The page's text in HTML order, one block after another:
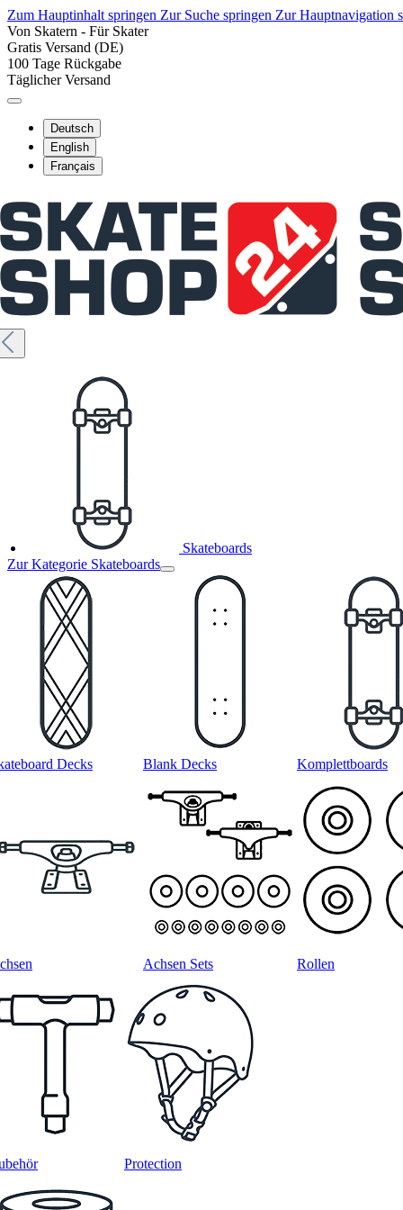
Zum Hauptinhalt springen Zur Suche springen Zur Hauptnavigation
Von Skatern - Für Skater
Gratis Versand (DE)
100 Tage Rückgabe
Täglicher Versand
Deutsch
English
Français
Skateboards
Zur Kategorie Skateboards
Decks Blank Decks Komplettboards
Achsen Sets Rollen
Protection